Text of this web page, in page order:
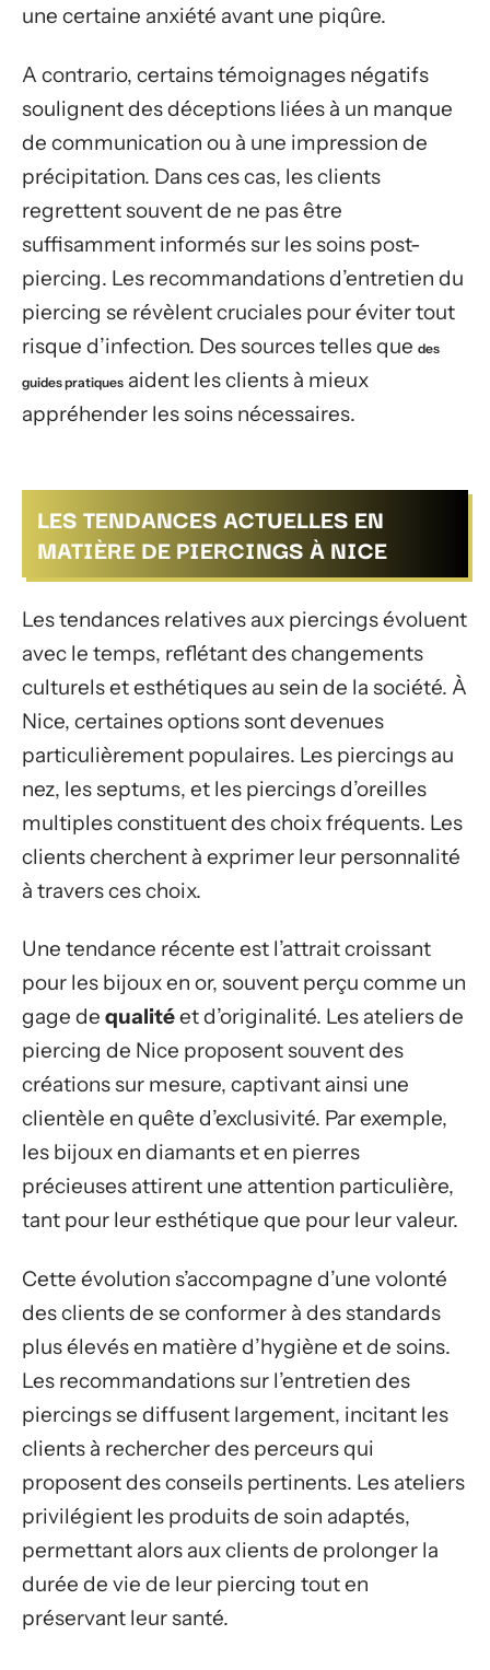
une certaine anxiété avant une piqûre.
A contrario, certains témoignages négatifs
soulignent des déceptions liées à un manque
de communication ou à une impression de
précipitation. Dans ces cas, les clients
regrettent souvent de ne pas être
suffisamment informés sur les soins post-
piercing. Les recommandations d’entretien du
piercing se révèlent cruciales pour éviter tout
risque d’infection. Des sources telles que des
guides pratiques aident les clients à mieux
appréhender les soins nécessaires.
LES TENDANCES ACTUELLES EN
MATIÈRE DE PIERCINGS À NICE
Les tendances relatives aux piercings évoluent
avec le temps, reflétant des changements
culturels et esthétiques au sein de la société. À
Nice, certaines options sont devenues
particulièrement populaires. Les piercings au
nez, les septums, et les piercings d’oreilles
multiples constituent des choix fréquents. Les
clients cherchent à exprimer leur personnalité
à travers ces choix.
Une tendance récente est l’attrait croissant
pour les bijoux en or, souvent perçu comme un
gage de qualitéet d’originalité. Les ateliers de
piercing de Nice proposent souvent des
créations sur mesure, captivant ainsi une
clientèle en quête d’exclusivité. Par exemple,
les bijoux en diamants et en pierres
précieuses attirent une attention particulière,
tant pour leur esthétique que pour leur valeur.
Cette évolution s’accompagne d’une volonté
des clients de se conformer à des standards
plus élevés en matière d’hygiène et de soins.
Les recommandations sur l’entretien des
piercings se diffusent largement, incitant les
clients à rechercher des perceurs qui
proposent des conseils pertinents. Les ateliers
privilégient les produits de soin adaptés,
permettant alors aux clients de prolonger la
durée de vie de leur piercing tout en
préservant leur santé.